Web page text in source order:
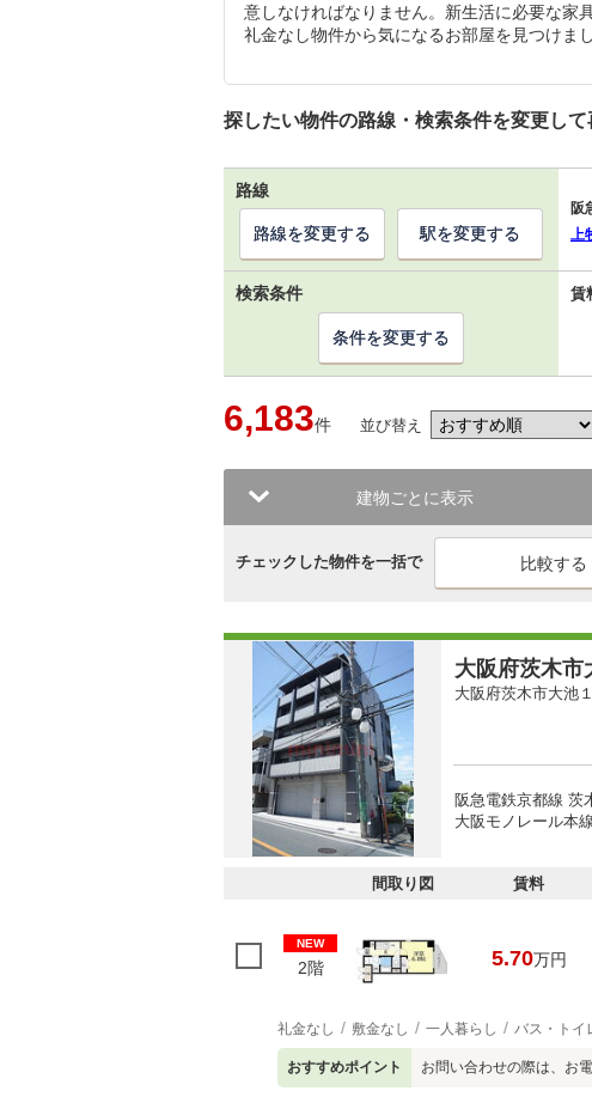
意しなければなりません。新生活に必要な家
礼金なし物件から気になるお部屋を見つけまし
探したい物件の路線・検索条件を変更して
路線
阪
上
路線を変更する 駅を変更する
検索条件 賃
条件を変更する
6,183件 並び替え
建物ごとに表示
チェックした物件を一括で
大阪府茨木市
大阪府茨木市大池
阪急電鉄京都線 茨
大阪モノレール本
間取り図 賃料
NEW
2階 5.70万円
礼金なし 敷金なし 一人暮らし バス・トイ
おすすめポイント お問い合わせの際は、お